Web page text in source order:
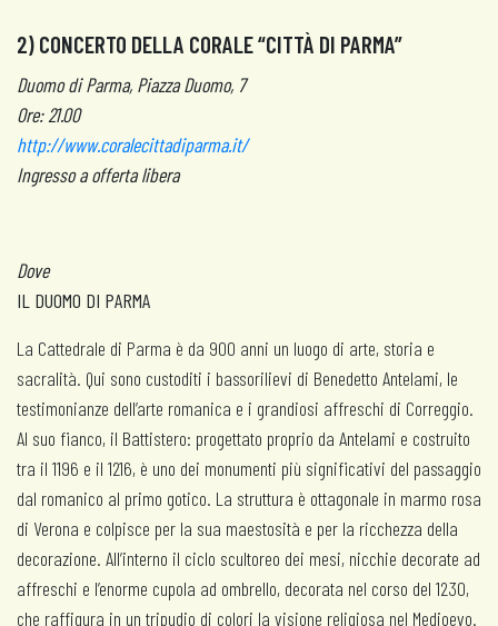
2) CONCERTO DELLA CORALE “CITTÀ DI PARMA”
Duomo di Parma, Piazza Duomo, 7
Ore: 21.00
http://www.coralecittadiparma.it/
Ingresso a offerta libera
Dove
IL DUOMO DI PARMA
La Cattedrale di Parma è da 900 anni un luogo di arte, storia e
sacralità. Qui sono custoditi i bassorilievi di Benedetto Antelami, le
testimonianze dell’arte romanica e i grandiosi affreschi di Correggio.
Al suo fianco, il Battistero: progettato proprio da Antelami e costruito
tra il 1196 e il 1216, è uno dei monumenti più significativi del passaggio
dal romanico al primo gotico. La struttura è ottagonale in marmo rosa
di Verona e colpisce per la sua maestosità e per la ricchezza della
decorazione. All’interno il ciclo scultoreo dei mesi, nicchie decorate ad
affreschi e l’enorme cupola ad ombrello, decorata nel corso del 1230,
che raffigura in un tripudio di colori la visione religiosa nel Medioevo.